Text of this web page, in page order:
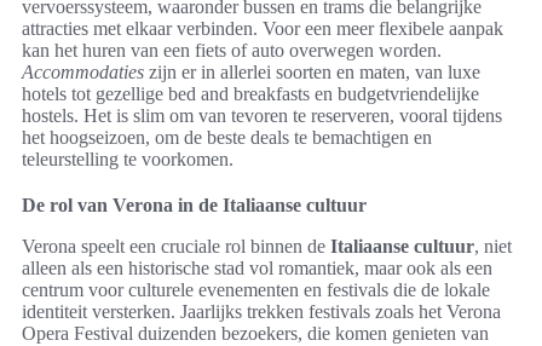
vervoerssysteem, waaronder bussen en trams die belangrijke
attracties met elkaar verbinden. Voor een meer flexibele aanpak
kan het huren van een fiets of auto overwegen worden.
Accommodaties zijn er in allerlei soorten en maten, van luxe
hotels tot gezellige bed and breakfasts en budgetvriendelijke
hostels. Het is slim om van tevoren te reserveren, vooral tijdens
het hoogseizoen, om de beste deals te bemachtigen en
teleurstelling te voorkomen.
De rol van Verona in de Italiaanse cultuur
Verona speelt een cruciale rol binnen de Italiaanse cultuur, niet
alleen als een historische stad vol romantiek, maar ook als een
centrum voor culturele evenementen en festivals die de lokale
identiteit versterken. Jaarlijks trekken festivals zoals het Verona
Opera Festival duizenden bezoekers, die komen genieten van